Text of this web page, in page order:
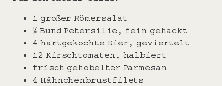
1 großer Römersalat
½ Bund Petersilie, fein gehackt
4 hartgekochte Eier, geviertelt
12 Kirschtomaten, halbiert
frisch gehobelter Parmesan
4 Hähnchenbrustfilets